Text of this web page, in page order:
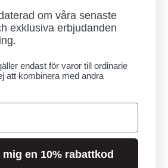
6, 112 27 Stockholm
Ljusbutik. Alla rättigheter förbehållna.
om våra senaste
exklusiva erbjudanden
endast för varor till ordinarie
att kombinera med andra
en 10% rabattkod